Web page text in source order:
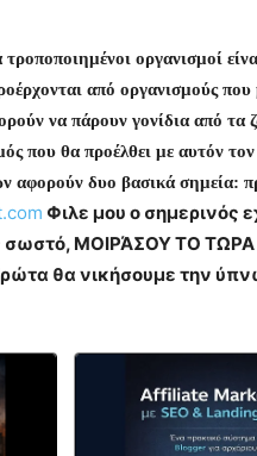
οργανισμοί
από οργανισμούς
να πάρουν γονίδια από
που θα προέλθει με αυτόν
αφορούν δυο βασικά σημεία:
Φιλε μου ο σημερινός
σωστό, ΜΟΙΡΆΣΟΥ ΤΟ
θα νικήσουμε την